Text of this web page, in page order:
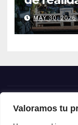
Valoramos tu
turismo
MAY 30, 2026